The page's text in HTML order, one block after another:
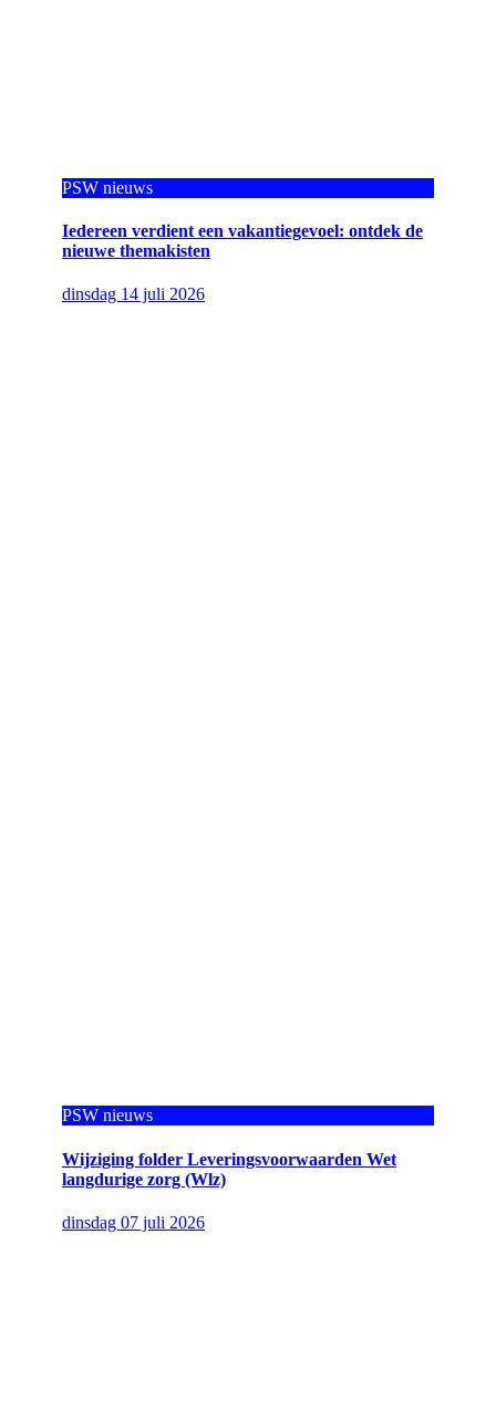
PSW nieuws
Iedereen verdient een vakantiegevoel: ontdek de
nieuwe themakisten
dinsdag 14 juli 2026
PSW nieuws
Wijziging folder Leveringsvoorwaarden Wet
langdurige zorg (Wlz)
dinsdag 07 juli 2026